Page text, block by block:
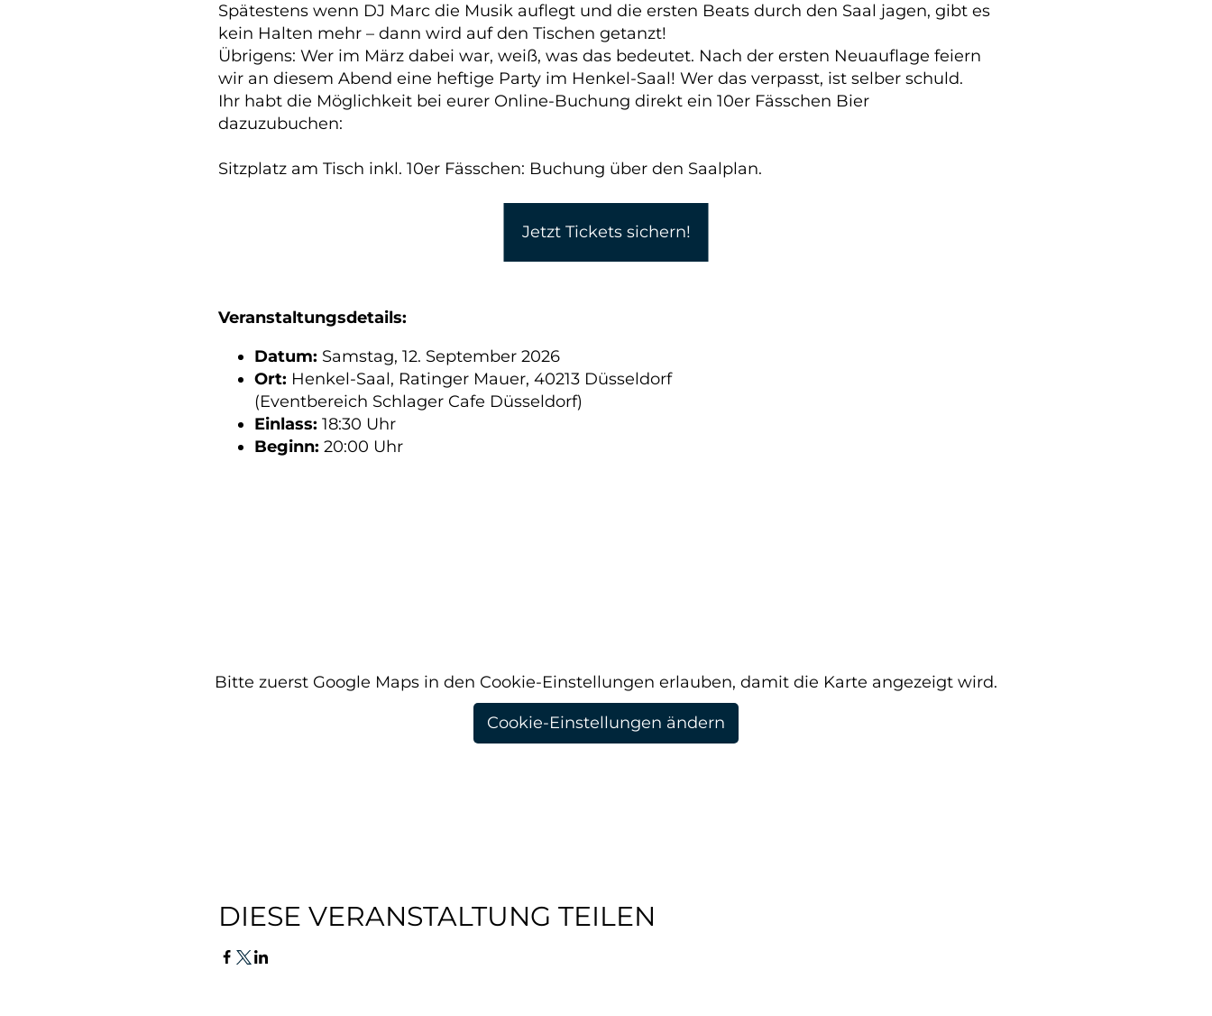
Spätestens wenn DJ Marc die Musik auflegt und die ersten Beats durch den Saal jagen, gibt es
kein Halten mehr – dann wird auf den Tischen getanzt!
Übrigens: Wer im März dabei war, weiß, was das bedeutet. Nach der ersten Neuauflage feiern
wir an diesem Abend eine heftige Party im Henkel-Saal! Wer das verpasst, ist selber schuld.
Ihr habt die Möglichkeit bei eurer Online-Buchung direkt ein 10er Fässchen Bier
dazuzubuchen:
Sitzplatz am Tisch inkl. 10er Fässchen: Buchung über den Saalplan.
Jetzt Tickets sichern!
Veranstaltungsdetails:
Datum: Samstag, 12. September 2026
Ort: Henkel-Saal, Ratinger Mauer, 40213 Düsseldorf
(Eventbereich Schlager Cafe Düsseldorf)
Einlass: 18:30 Uhr
Beginn: 20:00 Uhr
Bitte zuerst Google Maps in den Cookie-Einstellungen erlauben, damit die Karte angezeigt wird.
Cookie-Einstellungen ändern
DIESE VERANSTALTUNG TEILEN